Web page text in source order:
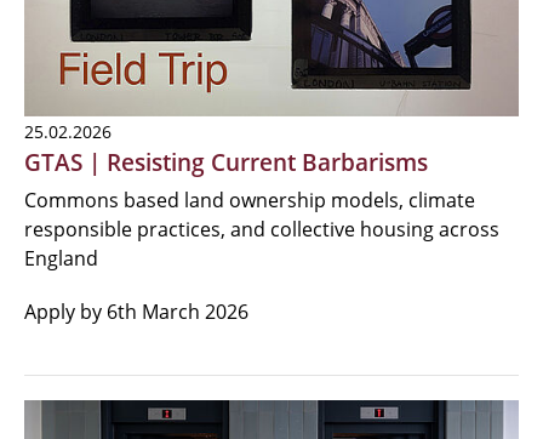
25.02.2026
GTAS | Resisting Current Barbarisms
Commons based land ownership models, climate
responsible practices, and collective housing across
England
Apply by 6th March 2026